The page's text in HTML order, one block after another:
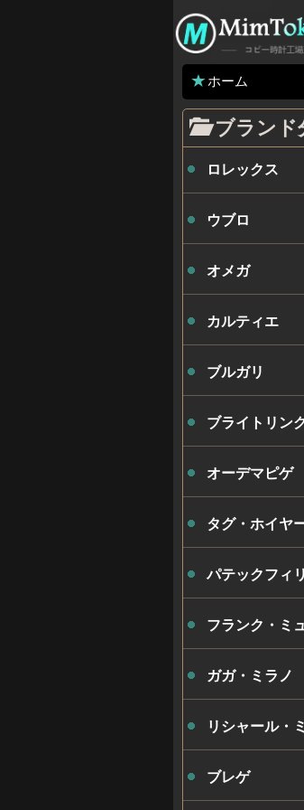
ホーム
ブランド
ロレックス
ウブロ
オメガ
カルティエ
ブルガリ
ブライトリン
オーデマピゲ
タグ・ホイヤ
パテックフィ
フランク・ミ
ガガ・ミラノ
リシャール・
ブレゲ